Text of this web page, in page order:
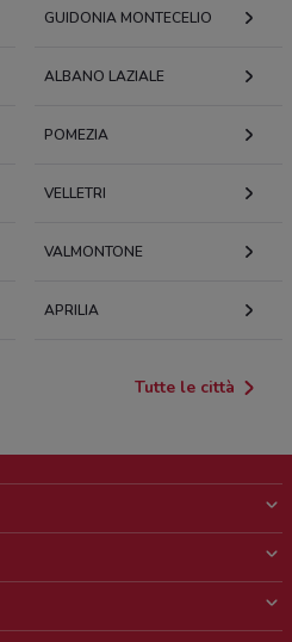
GUIDONIA MONTECELIO
ALBANO LAZIALE
POMEZIA
VELLETRI
VALMONTONE
APRILIA
Tutte le città